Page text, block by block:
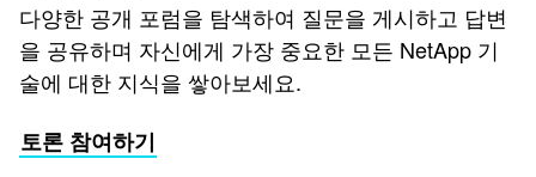
다양한 공개 포럼을 탐색하여 질문을 게시하고 답변
을 공유하며 자신에게 가장 중요한 모든 NetApp 기
술에 대한 지식을 쌓아보세요.
토론 참여하기